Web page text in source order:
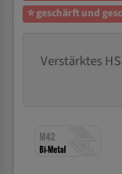
⭐ geschärft und
Verstärktes